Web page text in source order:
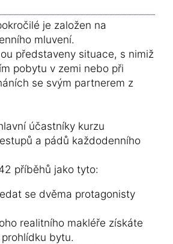
je založen na
mluvení.
představeny situace, s nimiž
pobytu v zemi nebo při
se svým partnerem z
účastníky kurzu
a pádů každodenního
příběhů jako tyto:
se dvěma protagonisty
realitního makléře získáte
bytu.